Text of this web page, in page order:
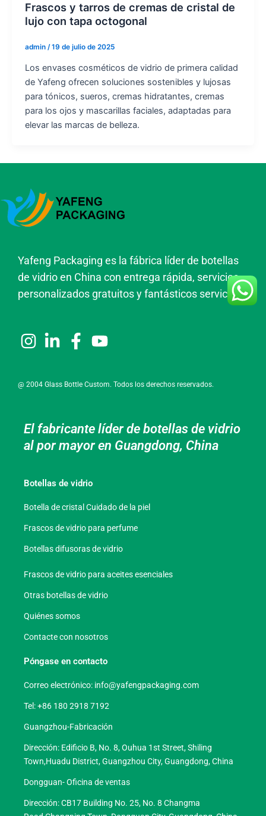
Frascos y tarros de cremas de cristal de
lujo con tapa octogonal
admin /19 de julio de 2025
Los envases cosméticos de vidrio de primera calidad
de Yafeng ofrecen soluciones sostenibles y lujosas
para tónicos, sueros, cremas hidratantes, cremas
para los ojos y mascarillas faciales, adaptadas para
elevar las marcas de belleza.
Yafeng Packaging es la fábrica líder de botellas
de vidrio en China con entrega rápida, servicios
personalizados gratuitos y fantásticos servicios.
@ 2004 Glass Bottle Custom. Todos los derechos reservados.
El fabricante líder de botellas de vidrio
al por mayor en Guangdong, China
Botellas de vidrio
Botella de cristal Cuidado de la piel
Frascos de vidrio para perfume
Botellas difusoras de vidrio
Frascos de vidrio para aceites esenciales
Otras botellas de vidrio
Quiénes somos
Contacte con nosotros
Póngase en contacto
Correo electrónico: info@yafengpackaging.com
Tel: +86 180 2918 7192
Guangzhou-Fabricación
Dirección: Edificio B, No. 8, Ouhua 1st Street, Shiling
Town,Huadu District, Guangzhou City, Guangdong, China
Dongguan- Oficina de ventas
Dirección: CB17 Building No. 25, No. 8 Changma